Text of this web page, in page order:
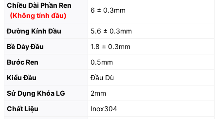
Chiều Dài Phần Ren
(Không tính đầu)
6 ± 0.3mm
Đường Kính Đầu
5.6 ± 0.3mm
Bề Dày Đầu
1.8 ± 0.3mm
Bước Ren
0.5mm
Kiểu Đầu
Đầu Dù
Sử Dụng Khóa LG
2mm
Chất Liệu
Inox304